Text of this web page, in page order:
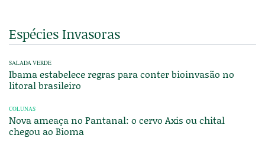
Espécies Invasoras
SALADA VERDE
Ibama estabelece regras para conter bioinvasão no
litoral brasileiro
COLUNAS
Nova ameaça no Pantanal: o cervo Axis ou chital
chegou ao Bioma